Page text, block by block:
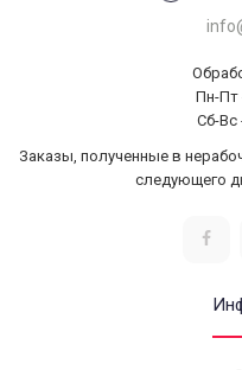
Пн-Пт
Сб-Вс
Заказы, полученные в
следующего